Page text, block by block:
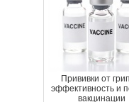
Прививки от
эффективность и
вакцинации